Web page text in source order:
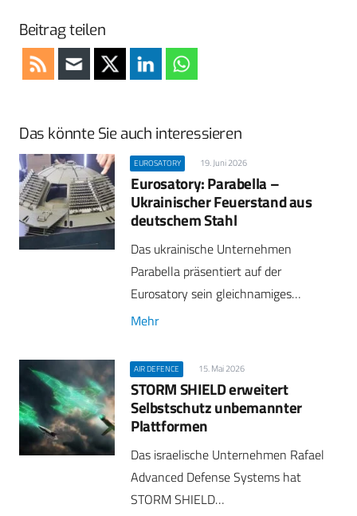
Beitrag teilen
Das könnte Sie auch interessieren
EUROSATORY 19. Juni 2026
Eurosatory: Parabella –
Ukrainischer Feuerstand aus
deutschem Stahl
Das ukrainische Unternehmen
Parabella präsentiert auf der
Eurosatory sein gleichnamiges…
Mehr
AIR DEFENCE 15. Mai 2026
STORM SHIELD erweitert
Selbstschutz unbemannter
Plattformen
Das israelische Unternehmen Rafael
Advanced Defense Systems hat
STORM SHIELD…